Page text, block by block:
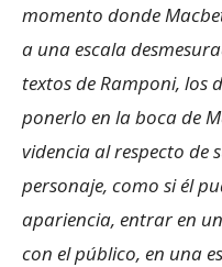
momento donde
a una escala
textos de Ramponi, los
ponerlo en la boca de
videncia al respecto de
personaje, como si él
apariencia, entrar en
con el público, en una